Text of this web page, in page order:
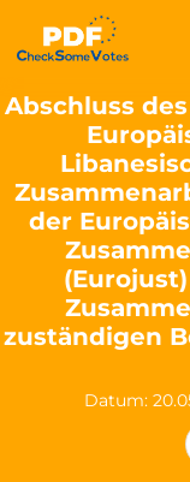
Partei
The Partei des
Key Office
Lukas Sieper—
Luca Piwodda—
Tim Sieper—
Motto and
Our motto:
The Partei des
Digital
Open
Strengthening
Sustainability,
Abschluss
der
zuständigen
Datum: